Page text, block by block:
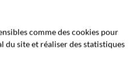
ce dispositif
des entreprises
et l'excellence de la
comme des cookies pour
site et réaliser des statistiques